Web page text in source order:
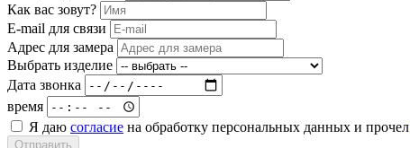
Как вас зовут?
E-mail для связи
Адрес для замера
Выбрать изделие
Дата звонка
время
Я даю согласие на обработку персональных данных и прочел
Отправить